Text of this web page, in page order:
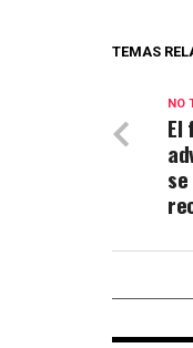
TEMAS
NO
El